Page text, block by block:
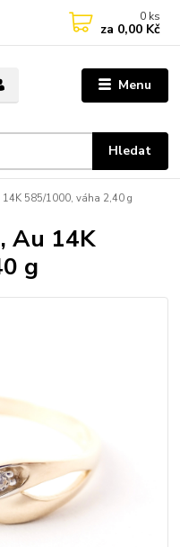
Menu
Hledat
0 ks
za 0,00 Kč
585/1000, váha 2,40 g
Au 14K
g